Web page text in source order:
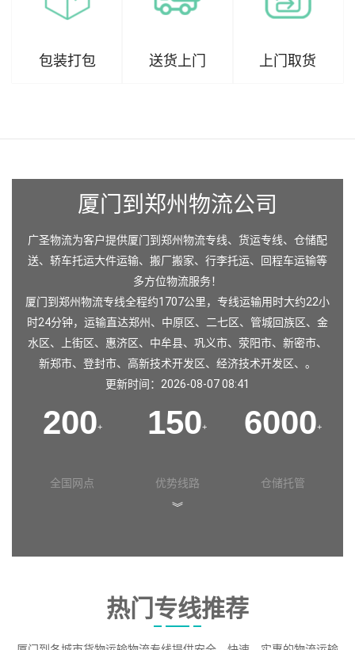
包装打包 送货上门 上门取货
厦门到郑州物流公司
广圣物流为客户提供厦门到郑州物流专线、货运专线、仓储配
送、轿车托运大件运输、搬厂搬家、行李托运、回程车运输等
多方位物流服务！
厦门到郑州物流专线全程约1707公里，专线运输用时大约22小
时24分钟，运输直达郑州 、 中原区、 二七区、 管城回族区、 金
水区、 上街区、 惠济区、 中牟县、 巩义市、 荥阳市、 新密市、
新郑市、 登封市、 高新技术开发区、 经济技术开发区、。
更新时间：2026-08-07 08:41
200+
全国网点
150+
优势线路
6000+
仓储托管
︾
热门专线推荐